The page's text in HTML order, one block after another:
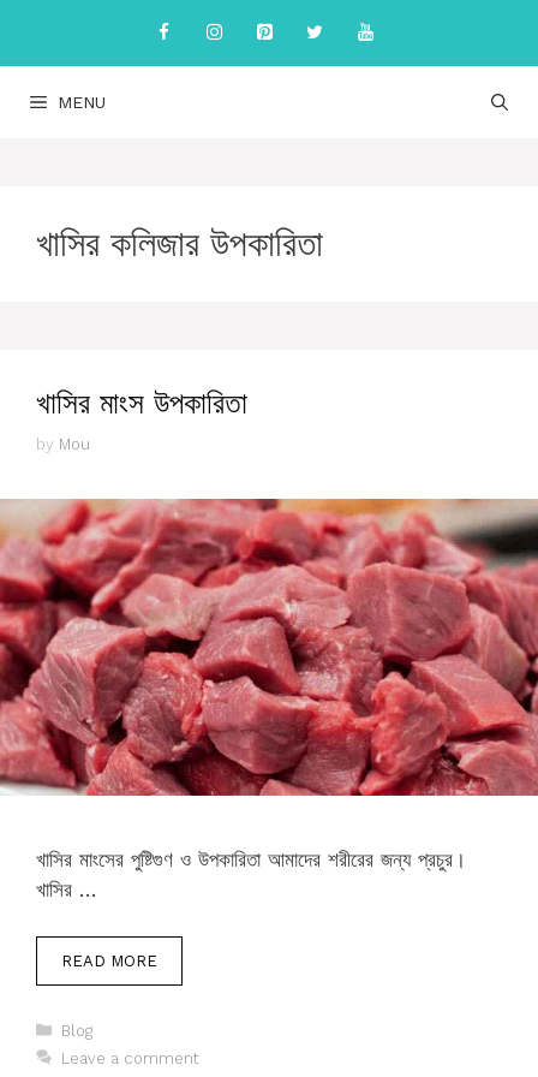
content
MENU
খাসির কলিজার উপকারিতা
খাসির মাংস উপকারিতা
by Mou
খাসির মাংসের পুষ্টিগুণ ও উপকারিতা আমাদের শরীরের জন্য প্রচুর।
খাসির …
READ MORE
Categories
Blog
Leave a comment